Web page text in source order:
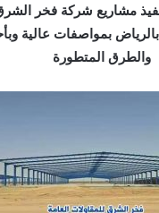
مشاريع شركة فخر
بمواصفات عالية
والطرق المتطورة